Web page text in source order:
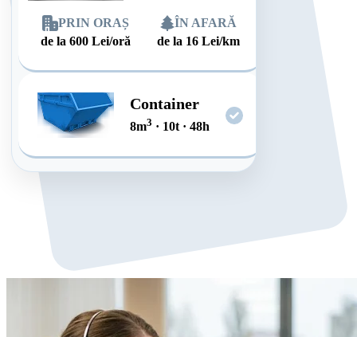
PRIN ORAȘ
de la600 Lei/oră
ÎN AFARĂ
de la 16 Lei/km
Container
8m3 · 10t · 48h